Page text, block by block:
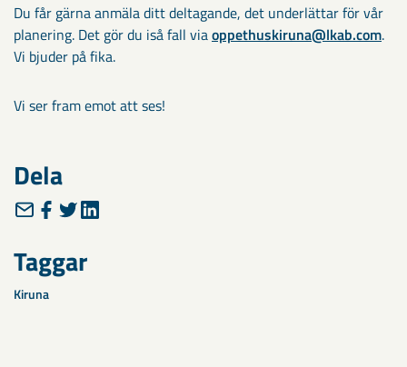
Du får gärna anmäla ditt deltagande, det underlättar för vår
planering. Det gör du iså fall viaoppethuskiruna@lkab.com.
Vi bjuder på fika.
Vi ser fram emot att ses!
Dela
Taggar
Kiruna